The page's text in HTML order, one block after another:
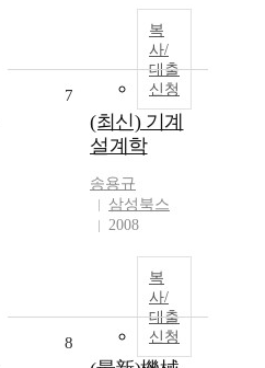
복
사/
대출
신청
7
(최신) 기계
설계학
송용규
삼성북스
2008
복
사/
대출
신청
8